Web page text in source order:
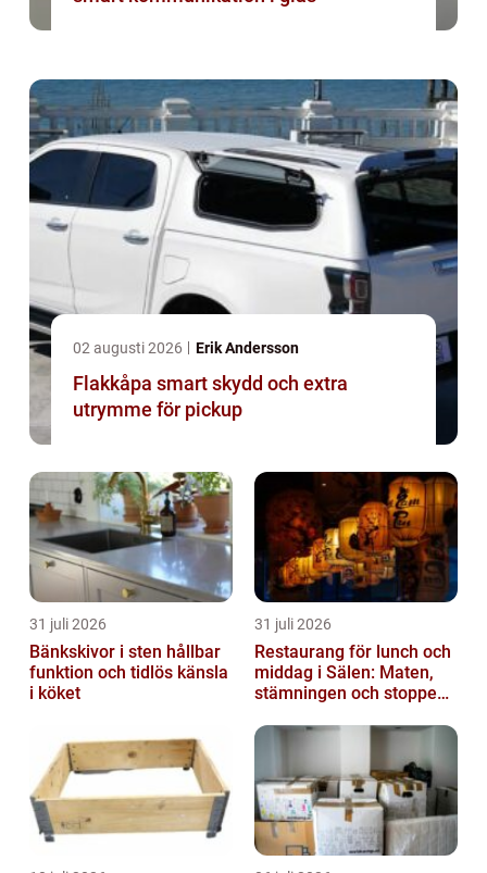
02 augusti 2026 Erik Andersson
Flakkåpa smart skydd och extra
utrymme för pickup
31 juli 2026
Bänkskivor i sten hållbar
funktion och tidlös känsla
i köket
31 juli 2026
Restaurang för lunch och
middag i Sälen: Maten,
stämningen och stoppen